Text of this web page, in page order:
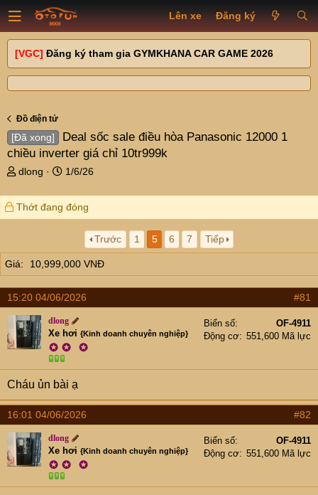
Lên xe Đăng ký
[VGC] Đăng ký tham gia GYMKHANA CAR GAME 2026
Đồ điện tử
[Đã xong]
Deal sốc sale điều hòa Panasonic 12000 1
chiều inverter giá chỉ 10tr999k
T
r
e
s
t
a
t
e
r
dlong
N
à
y
i
1/6/26
Thớt đang đóng
Trước 1 5 6 7 Tiếp
Giá 10,999,000 VNĐ
15:20 04/06/2026 #81
dlong
Xe hơi {Kinh doanh chuyên nghiệp}
✪ ✪ ✪
Biển số
OF-4911
Động cơ
551,600 Mã lực
Cháu ủn bài ạ
16:01 04/06/2026 #82
dlong
Xe hơi {Kinh doanh chuyên nghiệp}
✪ ✪ ✪
Biển số
OF-4911
Động cơ
551,600 Mã lực